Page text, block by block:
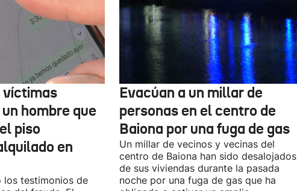
víctimas
hombre que
piso
en
los testimonios de
Evacúan a un millar de
personas en el centro de
Baiona por una fuga de gas
Un millar de vecinos y vecinas del
centro de Baiona han sido desalojados
de sus viviendas durante la pasada
noche por una fuga de gas que ha